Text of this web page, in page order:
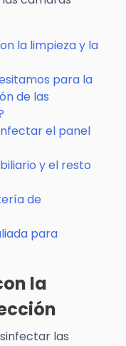
la limpieza y la
para la
de las
el panel
y el resto
de
para
la
las